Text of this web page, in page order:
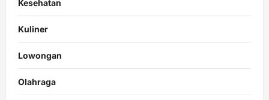
Kesehatan
Kuliner
Lowongan
Olahraga